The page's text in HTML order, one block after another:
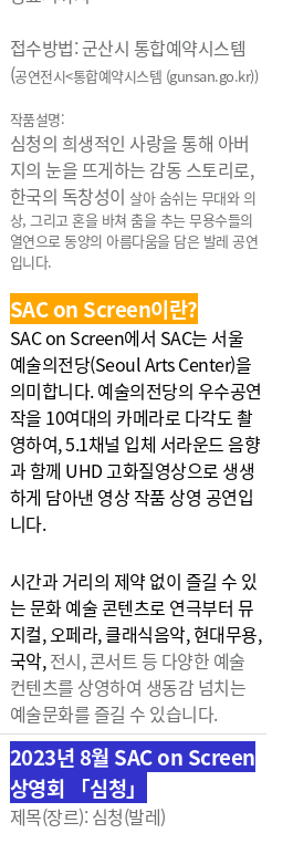
접수방법: 군산시 통합예약시스템
(공연전시<통합예약시스템 (gunsan.go.kr))
작품설명:
심청의 희생적인 사랑을 통해 아버
지의 눈을 뜨게하는 감동 스토리로,
한국의 독창성이 살아 숨쉬는 무대와 의
상, 그리고 혼을 바쳐 춤을 추는 무용수들의
열연으로 동양의 아름다움을 담은 발레 공연
입니다.
SAC on Screen이란?
SAC on Screen에서 SAC는 서울
예술의전당(Seoul Arts Center)을
의미합니다. 예술의전당의 우수공연
작을 10여대의 카메라로 다각도 촬
영하여, 5.1채널 입체 서라운드 음향
과 함께 UHD 고화질영상으로 생생
하게 담아낸 영상 작품 상영 공연입
니다.
시간과 거리의 제약 없이 즐길 수 있
는 문화 예술 콘텐츠로 연극부터 뮤
지컬, 오페라, 클래식음악, 현대무용,
국악,전시, 콘서트 등 다양한 예술
컨텐츠를 상영하여 생동감 넘치는
예술문화를 즐길 수 있습니다.
2023년 8월 SAC on Screen
상영회 「심청」
제목(장르): 심청(발레)